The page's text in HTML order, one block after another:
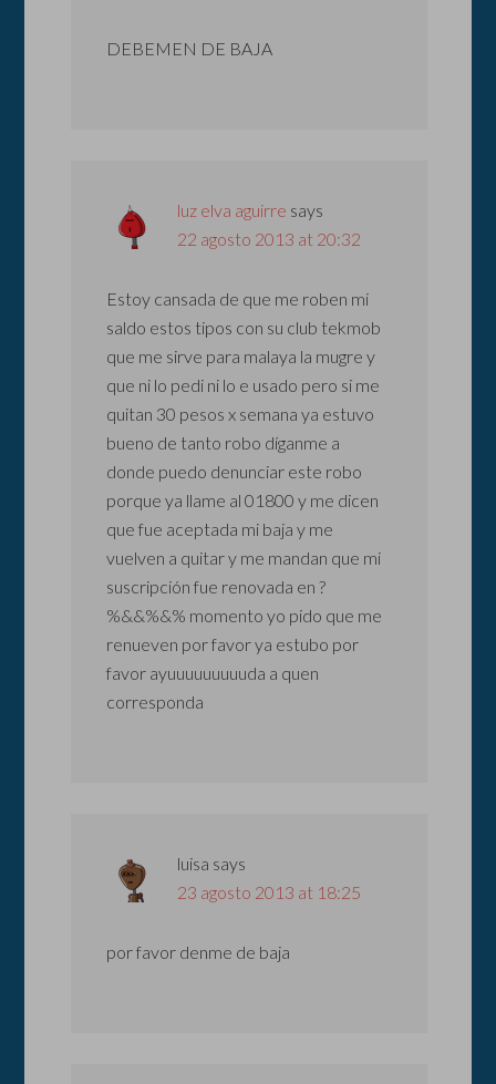
DEBEMEN DE BAJA
luz elva aguirre says
22 agosto 2013 at 20:32
Estoy cansada de que me roben mi
saldo estos tipos con su club tekmob
que me sirve para malaya la mugre y
que ni lo pedi ni lo e usado pero si me
quitan 30 pesos x semana ya estuvo
bueno de tanto robo díganme a
donde puedo denunciar este robo
porque ya llame al 01800 y me dicen
que fue aceptada mi baja y me
vuelven a quitar y me mandan que mi
suscripción fue renovada en ?
%&&%&% momento yo pido que me
renueven por favor ya estubo por
favor ayuuuuuuuuuda a quen
corresponda
luisa says
23 agosto 2013 at 18:25
por favor denme de baja